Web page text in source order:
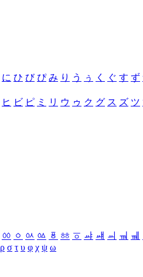
に ひ び ぴ み り う ぅ く ぐ す ず
ヒ ビ ピ ミ リ ウ ゥ ク グ ス ズ ツ
ㆀ ㆁ ㆂ ㆃ ㆄ ㆅ ㆆ ㆇ ㆈ ㆉ ㆊ ㆋ
ρ σ τ υ φ χ ψ ω